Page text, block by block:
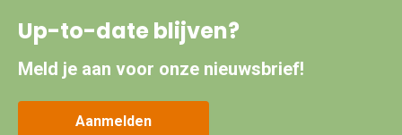
Up-to-date blijven?
Meld je aan voor onze nieuwsbrief!
Aanmelden